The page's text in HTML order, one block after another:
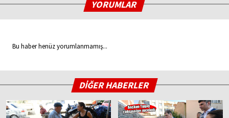
YORUMLAR
Bu haber henüz yorumlanmamış...
DİĞER HABERLER